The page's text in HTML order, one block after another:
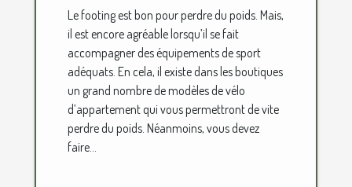
Le footing est bon pour perdre du poids. Mais,
il est encore agréable lorsqu’il se fait
accompagner des équipements de sport
adéquats. En cela, il existe dans les boutiques
un grand nombre de modèles de vélo
d’appartement qui vous permettront de vite
perdre du poids. Néanmoins, vous devez
faire...